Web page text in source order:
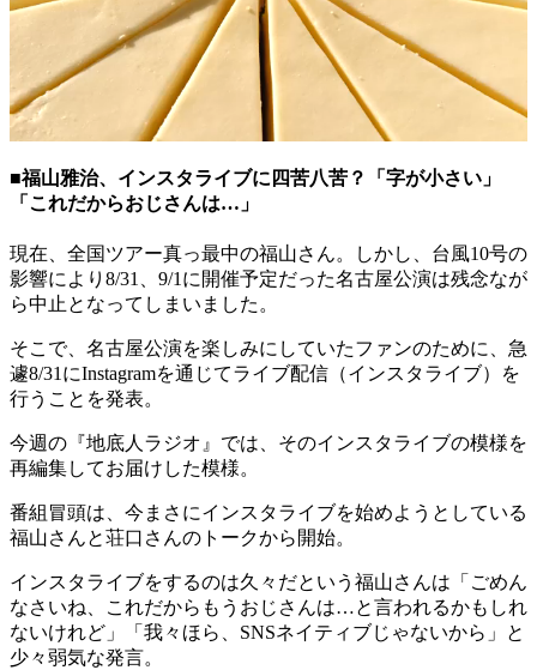
■福山雅治、インスタライブに四苦八苦？「字が小さい」
「これだからおじさんは…」
現在、全国ツアー真っ最中の福山さん。しかし、台風10号の
影響により8/31、9/1に開催予定だった名古屋公演は残念なが
ら中止となってしまいました。
そこで、名古屋公演を楽しみにしていたファンのために、急
遽8/31にInstagramを通じてライブ配信（インスタライブ）を
行うことを発表。
今週の『地底人ラジオ』では、そのインスタライブの模様を
再編集してお届けした模様。
番組冒頭は、今まさにインスタライブを始めようとしている
福山さんと荘口さんのトークから開始。
インスタライブをするのは久々だという福山さんは「ごめん
なさいね、これだからもうおじさんは…と言われるかもしれ
ないけれど」「我々ほら、SNSネイティブじゃないから」と
少々弱気な発言。